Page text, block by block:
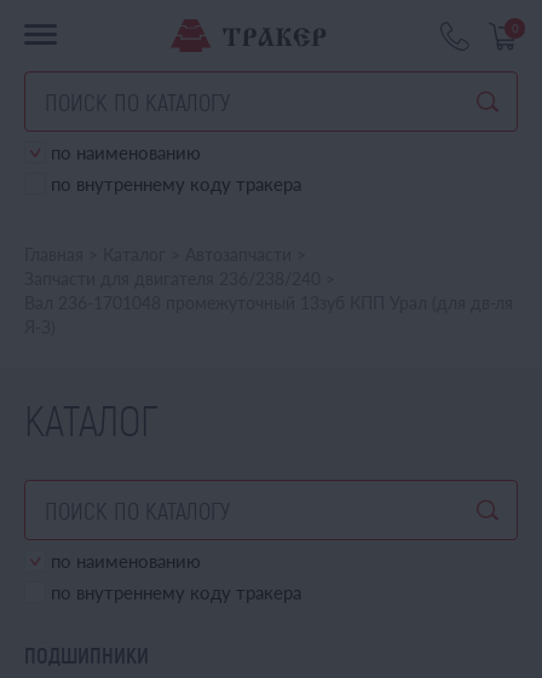
0
по наименованию
по внутреннему коду тракера
КАТАЛОГ
по наименованию
по внутреннему коду тракера
ПОДШИПНИКИ